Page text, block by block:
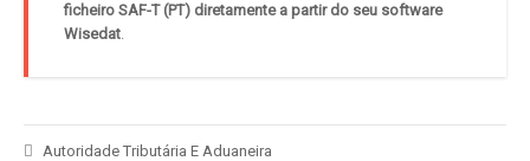
ficheiro SAF-T (PT) diretamente a partir do seu software
Wisedat.
Autoridade Tributária E Aduaneira